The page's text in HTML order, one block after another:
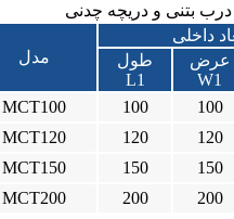
بتنی و دریچه چدنی
مدل
داخلی
طول
L1
عرض
W1
MCT100
100 100
MCT120
120 120
MCT150
150 150
MCT200
200 200